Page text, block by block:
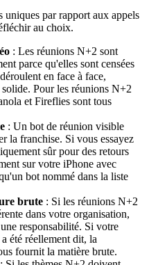
par rapport aux appels
au choix.
: Les réunions N+2 sont
parce qu'elles sont censées
en face à face,
Pour les réunions N+2
et Fireflies sont tous
: Un bot de réunion visible
la franchise. Si vous essayez
sûr pour des retours
sur votre iPhone avec
bot nommé dans la liste
brute : Si les réunions N+2
dans votre organisation,
responsabilité. Si votre
été réellement dit, la
fournit la matière brute.